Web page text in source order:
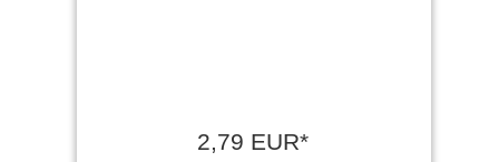
2,79 EUR*